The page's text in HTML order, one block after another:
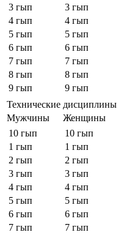
3 гып
4 гып
5 гып
6 гып
7 гып
8 гып
9 гып
3 гып
4 гып
5 гып
6 гып
7 гып
8 гып
9 гып
Технические дисциплины
Мужчины
Женщины
10 гып
1 гып
2 гып
3 гып
4 гып
5 гып
6 гып
7 гып
10 гып
1 гып
2 гып
3 гып
4 гып
5 гып
6 гып
7 гып